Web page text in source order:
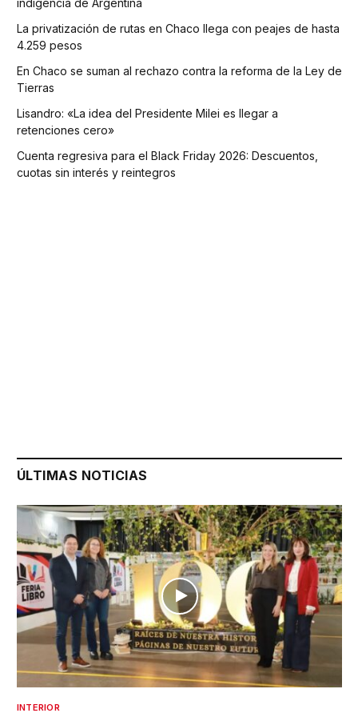
La privatización de rutas en Chaco llega con peajes de hasta
4.259 pesos
En Chaco se suman al rechazo contra la reforma de la Ley de
Tierras
Lisandro: «La idea del Presidente Milei es llegar a
retenciones cero»
Cuenta regresiva para el Black Friday 2026: Descuentos,
cuotas sin interés y reintegros
ÚLTIMAS NOTICIAS
INTERIOR